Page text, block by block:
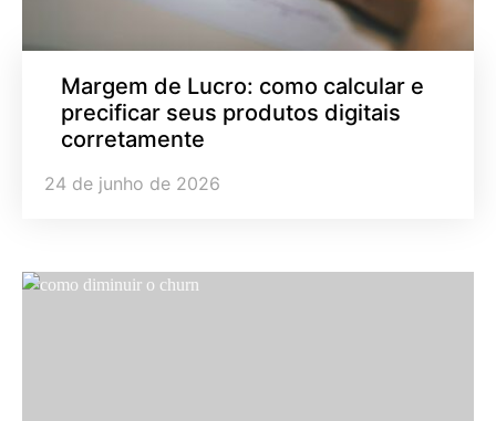
Margem de Lucro: como calcular e
precificar seus produtos digitais
corretamente
24 de junho de 2026